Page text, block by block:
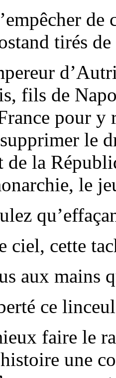
tirés
fils de
pour y
le
de la
le
ciel, cette
aux mains
ce
faire le
une